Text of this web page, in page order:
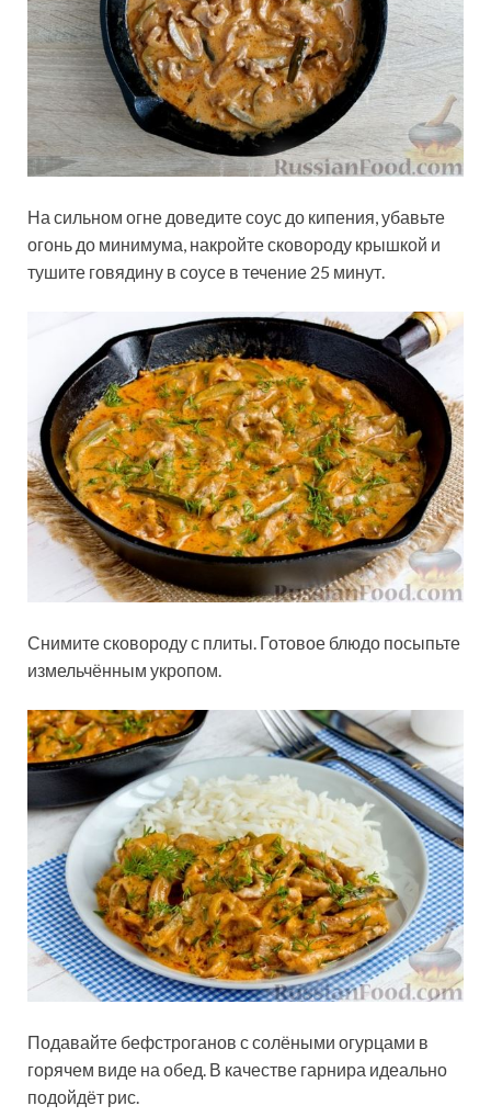
На сильном огне доведите соус до кипения, убавьте
огонь до минимума, накройте сковороду крышкой и
тушите говядину в соусе в течение 25 минут.
Снимите сковороду с плиты. Готовое блюдо посыпьте
измельчённым укропом.
Подавайте бефстроганов с солёными огурцами в
горячем виде на обед. В качестве гарнира идеально
подойдёт рис.